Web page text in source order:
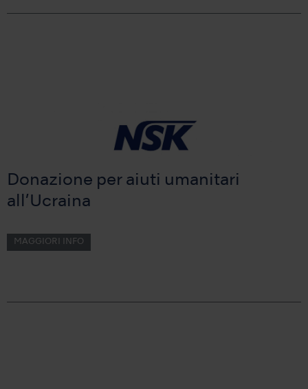
Donazione per aiuti umanitari
all’Ucraina
MAGGIORI INFO